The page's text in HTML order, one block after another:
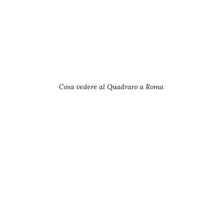
Cosa vedere al Quadraro a Roma